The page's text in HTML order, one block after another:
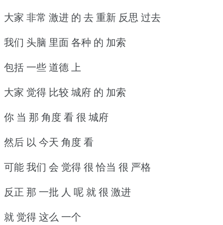
大家 非常 激进 的 去 重新 反思 过去
我们 头脑 里面 各种 的 加索
包括 一些 道德 上
大家 觉得 比较 城府 的 加索
你 当 那 角度 看 很 城府
然后 以 今天 角度 看
可能 我们 会 觉得 很 恰当 很 严格
反正 那 一批 人 呢 就 很 激进
就 觉得 这么 一个